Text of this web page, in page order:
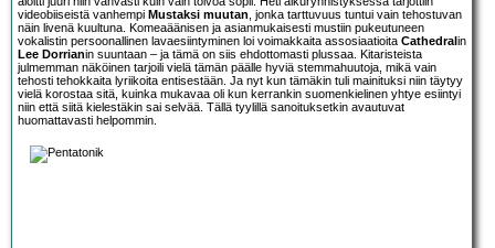
videobiiseistä vanhempi Mustaksi muutan, jonka tarttuvuus tuntui vain tehostuvan
näin livenä kuultuna. Komeaäänisen ja asianmukaisesti mustiin pukeutuneen
vokalistin persoonallinen lavaesiintyminen loi voimakkaita assosiaatioita Cathedralin
Lee Dorrianin suuntaan – ja tämä on siis ehdottomasti plussaa. Kitaristeista
julmemman näköinen tarjoili vielä tämän päälle hyviä stemmahuutoja, mikä vain
tehosti tehokkaita lyriikoita entisestään. Ja nyt kun tämäkin tuli mainituksi niin täytyy
vielä korostaa sitä, kuinka mukavaa oli kun kerrankin suomenkielinen yhtye esiintyi
niin että siitä kielestäkin sai selvää. Tällä tyylillä sanoituksetkin avautuvat
huomattavasti helpommin.